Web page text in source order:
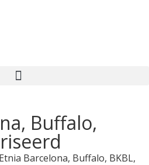
Buffalo,
Barcelona, Buffalo, BKBL,